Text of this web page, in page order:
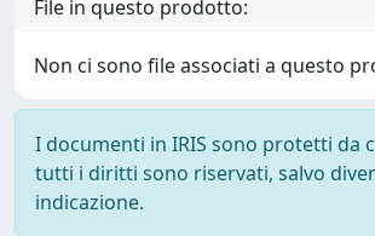
File in questo prodotto:
Non ci sono file associati a questo
I documenti in IRIS sono protetti da
tutti i diritti sono riservati, salvo
indicazione.